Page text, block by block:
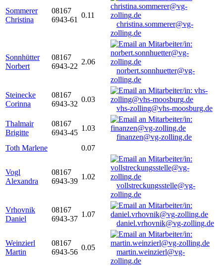
Sommerer
Christina
08167
6943-61
0.11
christina.sommerer@vg-
zolling.de
Sonnhütter
Norbert
08167
6943-22
2.06
norbert.sonnhuetter@vg-
zolling.de
Steinecke
Corinna
08167
6943-32
0.03
vhs-zolling@vhs-moosburg.de
Thalmair
Brigitte
08167
6943-45
1.03
finanzen@vg-zolling.de
Toth Marlene
0.07
Vogl
Alexandra
08167
6943-39
1.02
vollstreckungsstelle@vg-
zolling.de
Vrhovnik
Daniel
08167
6943-37
1.07
daniel.vrhovnik@vg-zolling.de
Weinzierl
Martin
08167
6943-56
0.05
martin.weinzierl@vg-
zolling.de